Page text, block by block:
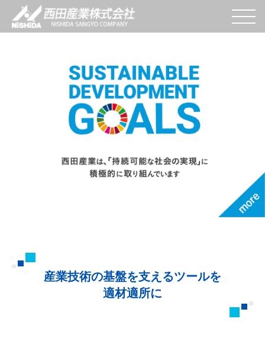
esend
alue
You
産業技術の基盤を支えるツールを
適材適所に